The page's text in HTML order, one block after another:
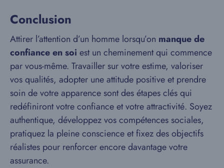
Conclusion
Attirer l’attention d’un homme lorsqu’on manque de
confiance en soi est un cheminement qui commence
par vous-même. Travailler sur votre estime, valoriser
vos qualités, adopter une attitude positive et prendre
soin de votre apparence sont des étapes clés qui
redéfiniront votre confiance et votre attractivité. Soyez
authentique, développez vos compétences sociales,
pratiquez la pleine conscience et fixez des objectifs
réalistes pour renforcer encore davantage votre
assurance.